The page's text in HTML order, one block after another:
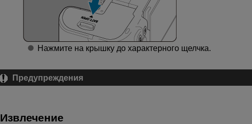
Нажмите на крышку до характерного щелчка.
Предупреждения
Извлечение